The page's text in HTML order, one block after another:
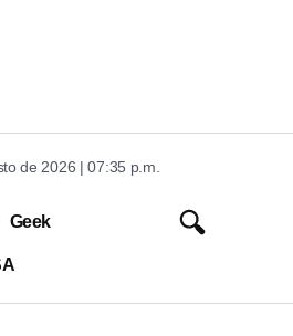
de 2026 | 07:35 p.m.
Geek